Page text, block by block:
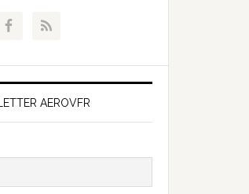
AEROVFR